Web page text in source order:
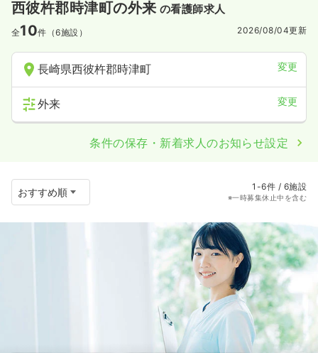
西彼杵郡時津町の外来 の看護師求人
全10件（6施設） 2026/08/04更新
長崎県西彼杵郡時津町 変更
外来 変更
条件の保存・新着求人のお知らせ設定
1-6件 / 6施設
※一時募集休止中を含む